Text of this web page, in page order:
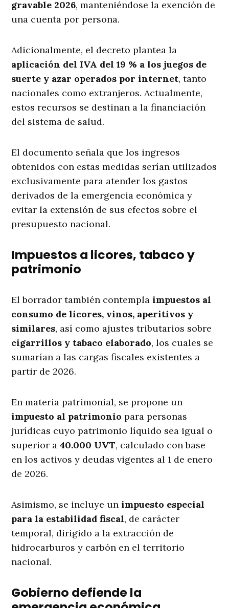
gravable 2026, manteniéndose la exención de
una cuenta por persona.
Adicionalmente, el decreto plantea la
aplicación del IVA del 19 % a los juegos de
suerte y azar operados por internet, tanto
nacionales como extranjeros. Actualmente,
estos recursos se destinan a la financiación
del sistema de salud.
El documento señala que los ingresos
obtenidos con estas medidas serían utilizados
exclusivamente para atender los gastos
derivados de la emergencia económica y
evitar la extensión de sus efectos sobre el
presupuesto nacional.
Impuestos a licores, tabaco y
patrimonio
El borrador también contemplaimpuestos al
consumo de licores, vinos, aperitivos y
similares, así como ajustes tributarios sobre
cigarrillos y tabaco elaborado, los cuales se
sumarían a las cargas fiscales existentes a
partir de 2026.
En materia patrimonial, se propone un
impuesto al patrimonio para personas
jurídicas cuyo patrimonio líquido sea igual o
superior a40.000 UVT, calculado con base
en los activos y deudas vigentes al 1 de enero
de 2026.
Asimismo, se incluye unimpuesto especial
para la estabilidad fiscal, de carácter
temporal, dirigido a la extracción de
hidrocarburos y carbón en el territorio
nacional.
Gobierno defiende la